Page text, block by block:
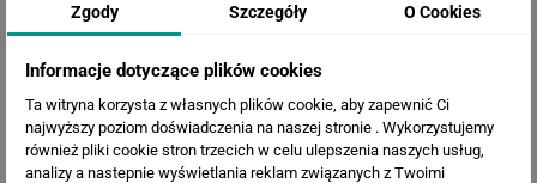
WERSJE KOLORYSTYCZNE
Zgody Szczegóły O Cookies
Informacje dotyczące plików cookies
Ta witryna korzysta z własnych plików cookie, aby zapewnić Ci
najwyższy poziom doświadczenia na naszej stronie . Wykorzystujemy
również pliki cookie stron trzecich w celu ulepszenia naszych usług,
analizy a nastepnie wyświetlania reklam związanych z Twoimi